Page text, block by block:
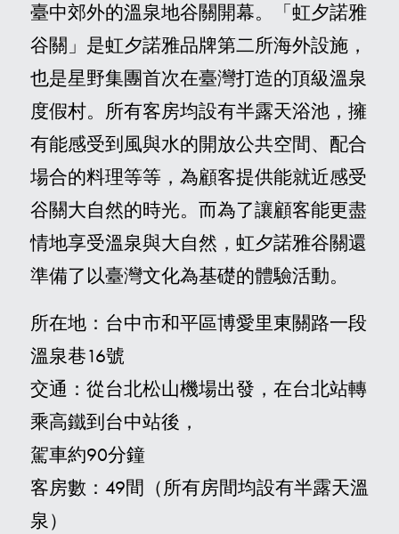
臺中郊外的溫泉地谷關開幕。「虹夕諾雅
谷關」是虹夕諾雅品牌第二所海外設施，
也是星野集團首次在臺灣打造的頂級溫泉
度假村。所有客房均設有半露天浴池，擁
有能感受到風與水的開放公共空間、配合
場合的料理等等，為顧客提供能就近感受
谷關大自然的時光。而為了讓顧客能更盡
情地享受溫泉與大自然，虹夕諾雅谷關還
準備了以臺灣文化為基礎的體驗活動。
所在地：台中市和平區博愛里東關路一段
溫泉巷16號
交通：從台北松山機場出發，在台北站轉
乘高鐵到台中站後，
駕車約90分鐘
客房數：49間（所有房間均設有半露天溫
泉）